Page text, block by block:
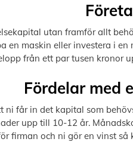
utan framför allt
en maskin eller investera i
från ett par tusen kronor
Fördelar med
ni får in det kapital som
upp till 10-12 år.
firman och ni gör en vinst